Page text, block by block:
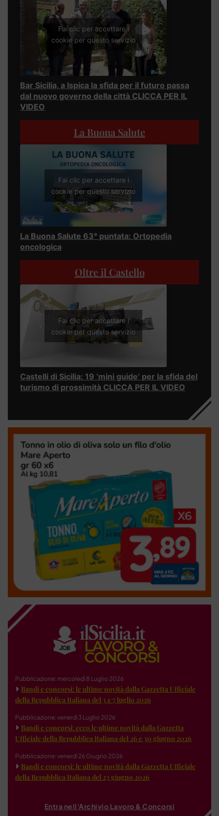
Fai clic per accettare i
cookie per questo servizio
Bar Sicilia, a Ispica la sfida per il futuro passa
dal nuovo governo della città CLICCA PER IL
VIDEO
La Buona Salute
Fai clic per accettare i
cookie per questo servizio
La Buona Salute 63° puntata: Ortopedia
oncologica
Oltre il Castello
Fai clic per accettare i
cookie per questo servizio
Castelli di Sicilia: 19 ‘mini guide’ per la sfida del
turismo di prossimità CLICCA PER IL VIDEO
Pubblicazione: mercoledì 8 Luglio 2026
Bandi e concorsi: le ultime novità dalla Gazzetta Ufficiale
della Repubblica Italiana del 3 e 7 luglio 2026
Pubblicazione: venerdì 3 Luglio 2026
Bandi e concorsi: ecco le ultime novità dalla Gazzetta
Ufficiale della Repubblica Italiana del 26 e 30 giugno 2026
Pubblicazione: venerdì 26 Giugno 2026
Bandi e concorsi: le ultime novità dalla Gazzetta Ufficiale
della Repubblica Italiana del 23 giugno 2026
Entra nell'Archivio Lavoro & Concorsi